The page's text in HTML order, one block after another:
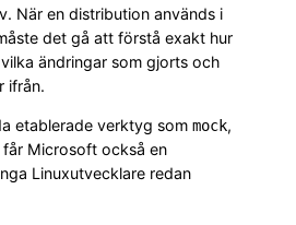
När en distribution används i
det gå att förstå exakt hur
ändringar som gjorts och
ifrån.
etablerade verktyg som mock,
får Microsoft också en
Linuxutvecklare redan